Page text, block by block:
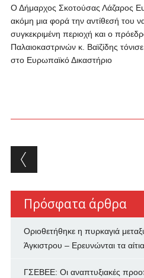
Ο Δήμαρχος Σκοτούσας Λάζαρος
ακόμη μια φορά την αντίθεσή του
συγκεκριμένη περιοχή και ο
Παλαιοκαστρινών κ. Βαϊζίδης
στο Ευρωπαϊκό Δικαστήριο
Post
Πρόσφατα άρθρα
Οριοθετήθηκε η πυρκαγιά
Άγκιστρου – Ερευνώνται τα αίτια
ΓΣΕΒΕΕ: Οι αναπτυξιακές